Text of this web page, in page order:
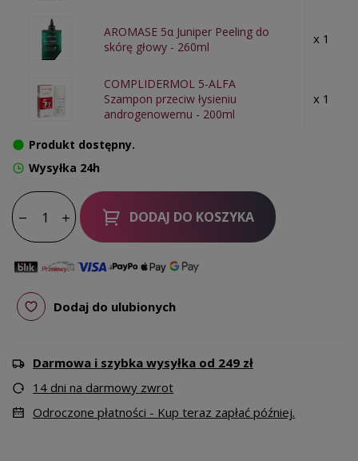
AROMASE 5α Juniper Peeling do
skórę głowy - 260ml
x 1
COMPLIDERMOL 5-ALFA
Szampon przeciw łysieniu
androgenowemu - 200ml
x 1
Produkt dostępny.
Wysyłka 24h
DODAJ DO KOSZYKA
Dodaj do ulubionych
Darmowa i szybka wysyłka od 249 zł
14 dni na darmowy zwrot
Odroczone płatności - Kup teraz zapłać później.